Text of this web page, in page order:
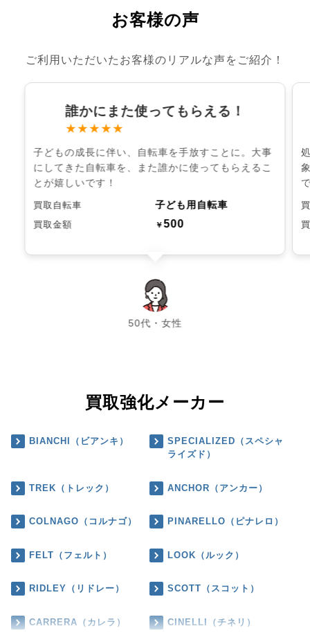
お客様の声
ご利用いただいたお客様のリアルな声をご紹介！
誰かにまた使ってもらえる！
★★★★★
子どもの成長に伴い、自転車を手放すことに。大事
にしてきた自転車を、また誰かに使ってもらえるこ
とが嬉しいです！
買取自転車 子ども用自転車
買取金額 ￥500
50代・女性
chevron_left chevron_right
買取強化メーカー
BIANCHI（ビアンキ）
SPECIALIZED（スペシャ
ライズド）
TREK（トレック） ANCHOR（アンカー）
COLNAGO（コルナゴ） PINARELLO（ピナレロ）
FELT（フェルト） LOOK（ルック）
RIDLEY（リドレー） SCOTT（スコット）
CARRERA（カレラ） CINELLI（チネリ）